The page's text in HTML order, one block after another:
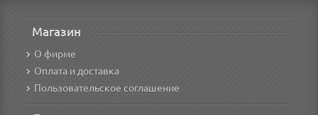
Магазин
О фирме
Оплата и доставка
Пользовательское соглашение